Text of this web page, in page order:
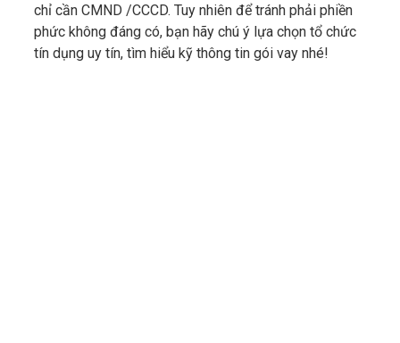
chỉ cần CMND /CCCD. Tuy nhiên để tránh phải phiền
phức không đáng có, bạn hãy chú ý lựa chọn tổ chức
tín dụng uy tín, tìm hiểu kỹ thông tin gói vay nhé!